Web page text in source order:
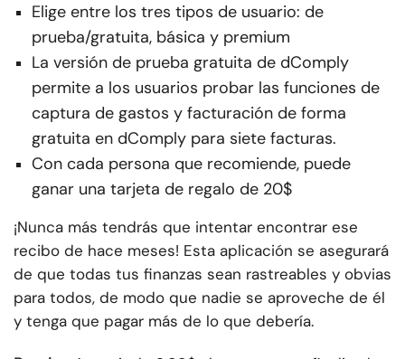
Elige entre los tres tipos de usuario: de
prueba/gratuita, básica y premium
La versión de prueba gratuita de dComply
permite a los usuarios probar las funciones de
captura de gastos y facturación de forma
gratuita en dComply para siete facturas.
Con cada persona que recomiende, puede
ganar una tarjeta de regalo de 20$
¡Nunca más tendrás que intentar encontrar ese
recibo de hace meses! Esta aplicación se asegurará
de que todas tus finanzas sean rastreables y obvias
para todos, de modo que nadie se aproveche de él
y tenga que pagar más de lo que debería.